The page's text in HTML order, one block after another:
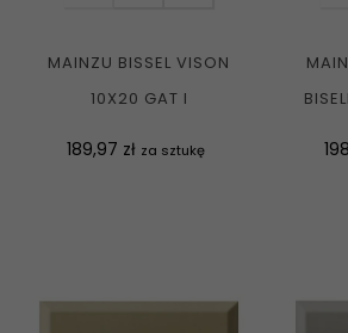
MAINZU BISSEL VISON
10X20 GAT I
Cena
189,97 zł za sztukę